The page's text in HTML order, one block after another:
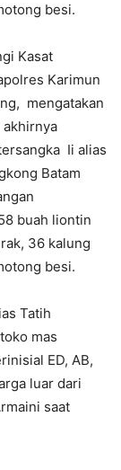
besi.
Kasat
Karimun
mengatakan
Ii alias
Batam
buah liontin
36 kalung
besi.
Tatih
mas
ED, AB,
luar dari
saat